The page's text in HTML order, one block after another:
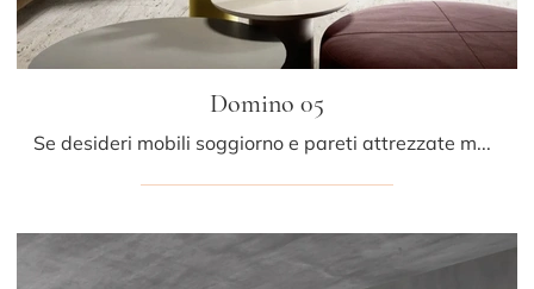
Domino 05
Se desideri mobili soggiorno e pareti attrezzate moderne, scegli il modello Domino 05 di Sangiacomo: clicca e scopri di più!